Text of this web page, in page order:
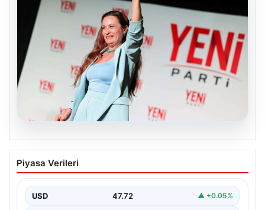
Yeni Parti Manisa İl Başkanı İlksen
Özalper Rüşvet Soruşturması
Manisa'da devam eden rüşvet soruşturması önemli bir
Piyasa Verileri
USD 47.72 ▲ +0.05%